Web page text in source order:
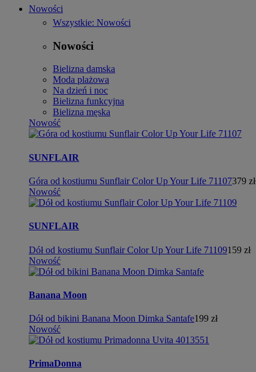
Nowości
Wszystkie: Nowości
Nowości
Bielizna damska
Moda plażowa
Na dzień i noc
Bielizna funkcyjna
Bielizna męska
Nowość
SUNFLAIR
Góra od kostiumu Sunflair Color Up Your Life 71107379 zł
Nowość
SUNFLAIR
Dół od kostiumu Sunflair Color Up Your Life 71109159 zł
Nowość
Banana Moon
Dół od bikini Banana Moon Dimka Santafe199 zł
Nowość
PrimaDonna